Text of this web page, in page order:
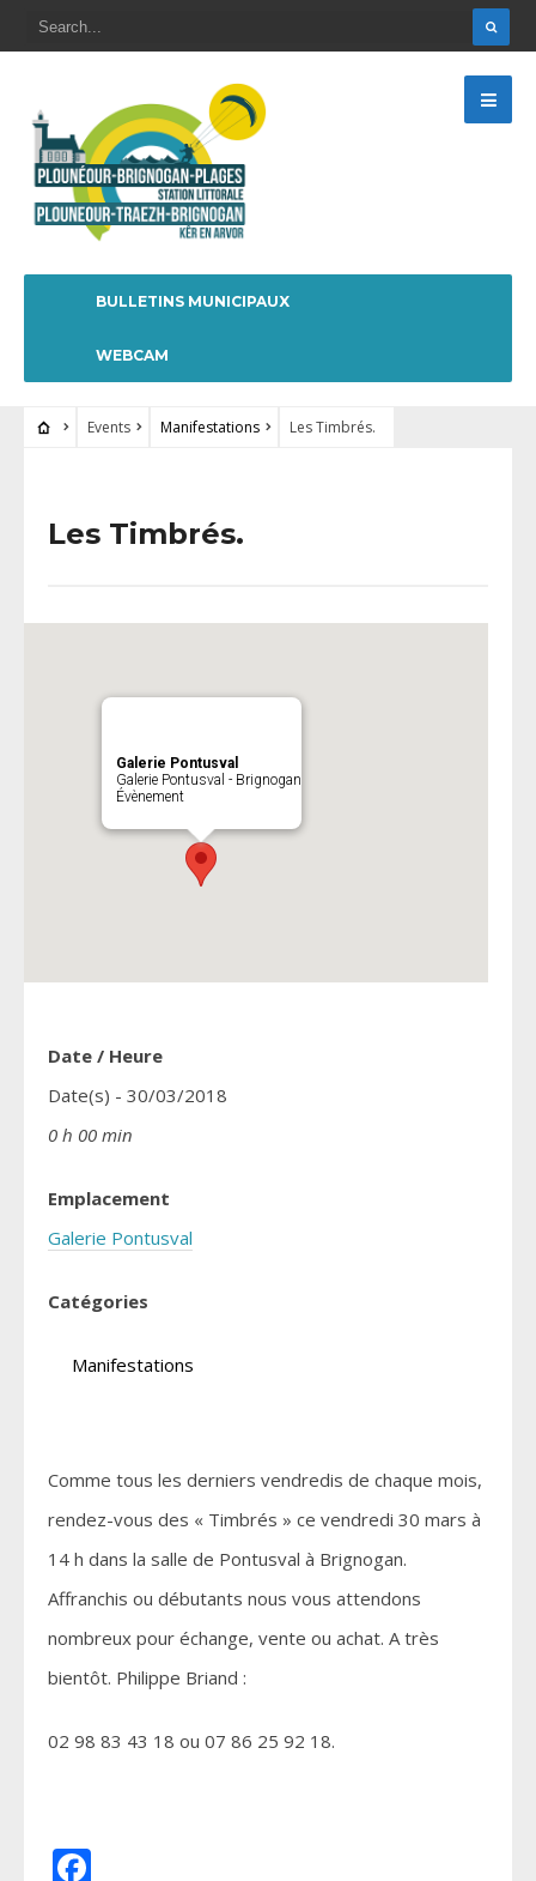
BULLETINS MUNICIPAUX
WEBCAM
Events Manifestations Les Timbrés.
Les Timbrés.
Galerie Pontusval
Galerie Pontusval - Brignogan
Évènement
Date / Heure
Date(s) - 30/03/2018
0 h 00 min
Emplacement
Galerie Pontusval
Catégories
Manifestations
Comme tous les derniers vendredis de chaque mois,
rendez-vous des « Timbrés » ce vendredi 30 mars à
14 h dans la salle de Pontusval à Brignogan.
Affranchis ou débutants nous vous attendons
nombreux pour échange, vente ou achat. A très
bientôt. Philippe Briand :
02 98 83 43 18 ou 07 86 25 92 18.